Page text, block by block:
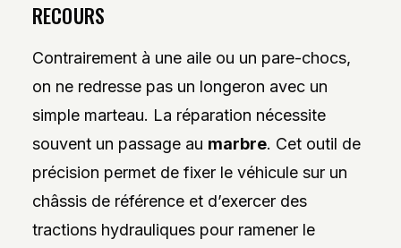
RECOURS
Contrairement à une aile ou un pare-chocs,
on ne redresse pas un longeron avec un
simple marteau. La réparation nécessite
souvent un passage au marbre. Cet outil de
précision permet de fixer le véhicule sur un
châssis de référence et d’exercer des
tractions hydrauliques pour ramener le